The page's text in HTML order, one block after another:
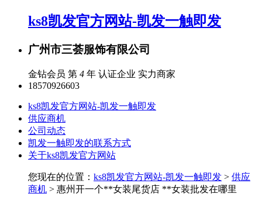
ks8凯发官方网站-凯发一触即发
广州市三荟服饰有限公司
金钻会员 第 4 年 认证企业 实力商家
18570926603
ks8凯发官方网站-凯发一触即发
供应商机
公司动态
凯发一触即发的联系方式
关于ks8凯发官方网站
您现在的位置： ks8凯发官方网站-凯发一触即发 > 供应
商机 > 惠州开一个**女装尾货店 **女装批发在哪里